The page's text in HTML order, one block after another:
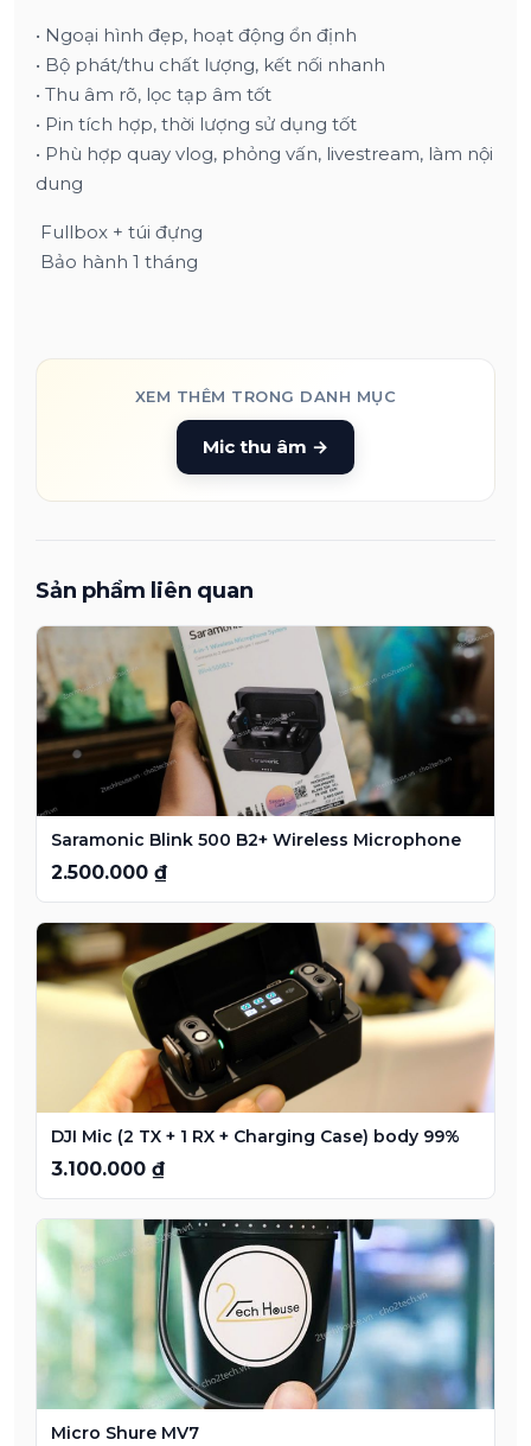
• Ngoại hình đẹp, hoạt động ổn định
• Bộ phát/thu chất lượng, kết nối nhanh
• Thu âm rõ, lọc tạp âm tốt
• Pin tích hợp, thời lượng sử dụng tốt
• Phù hợp quay vlog, phỏng vấn, livestream, làm nội
dung
Fullbox + túi đựng
Bảo hành 1 tháng
XEM THÊM TRONG DANH MỤC
Mic thu âm →
Sản phẩm liên quan
Saramonic Blink 500 B2+ Wireless Microphone
2.500.000 ₫
DJI Mic (2 TX + 1 RX + Charging Case) body 99%
3.100.000 ₫
Micro Shure MV7